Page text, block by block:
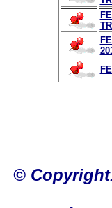
©